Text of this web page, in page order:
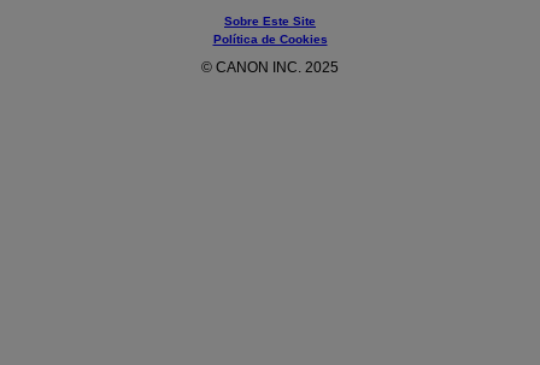
Sobre Este Site
Política de Cookies
© CANON INC. 2025